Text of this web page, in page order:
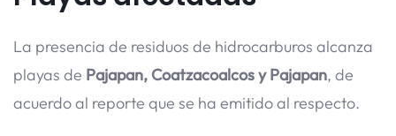
La presencia de residuos de hidrocarburos alcanza
playas de Pajapan, Coatzacoalcos y Pajapan, de
acuerdo al reporte que se ha emitido al respecto.